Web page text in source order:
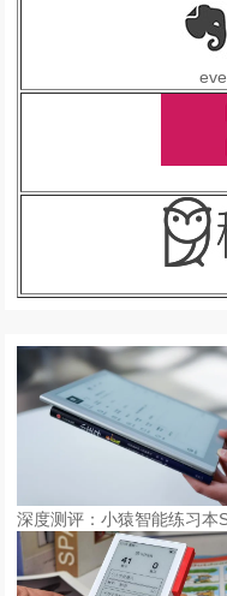
深度测评：小猿智能练习本